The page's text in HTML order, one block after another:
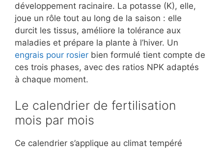
développement racinaire. La potasse (K), elle,
joue un rôle tout au long de la saison : elle
durcit les tissus, améliore la tolérance aux
maladies et prépare la plante à l’hiver. Un
engrais pour rosier bien formulé tient compte de
ces trois phases, avec des ratios NPK adaptés
à chaque moment.
Le calendrier de fertilisation
mois par mois
Ce calendrier s’applique au climat tempéré